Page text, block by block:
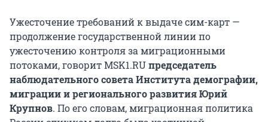
Ужесточение требований к выдаче сим-карт —
продолжение государственной линии по
ужесточению контроля за миграционными
потоками, говорит MSK1.RUпредседатель
наблюдательного совета Института демографии,
миграции и регионального развитияЮрий
Крупнов. По его словам, миграционная политика